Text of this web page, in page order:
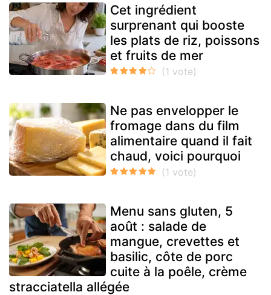
Cet ingrédient
surprenant qui booste
les plats de riz, poissons
et fruits de mer
Ne pas envelopper le
fromage dans du film
alimentaire quand il fait
chaud, voici pourquoi
Menu sans gluten, 5
août : salade de
mangue, crevettes et
basilic, côte de porc
cuite à la poêle, crème
stracciatella allégée